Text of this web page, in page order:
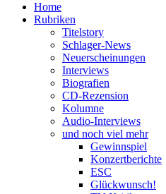
Home
Rubriken
Titelstory
Schlager-News
Neuerscheinungen
Interviews
Biografien
CD-Rezension
Kolumne
Audio-Interviews
und noch viel mehr
Gewinnspiel
Konzertberichte
ESC
Glückwunsch!